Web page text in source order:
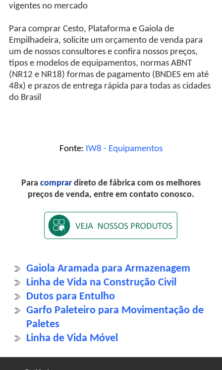
vigentes no mercado
Para comprar Cesto, Plataforma e Gaiola de
Empilhadeira, solicite um orçamento de venda para
um de nossos consultores e confira nossos preços,
tipos e modelos de equipamentos, normas ABNT
(NR12 e NR18) formas de pagamento (BNDES em até
48x) e prazos de entrega rápida para todas as cidades
do Brasil
Fonte: IW8 - Equipamentos
Para comprar direto de fábrica com os melhores
preços de venda, entre em contato conosco.
Gaiola Aramada para Armazenagem
Linha de Vida na Construção Civil
Dutos para Entulho
Garfo Paleteiro para Movimentação de
Paletes
Linha de Vida Móvel